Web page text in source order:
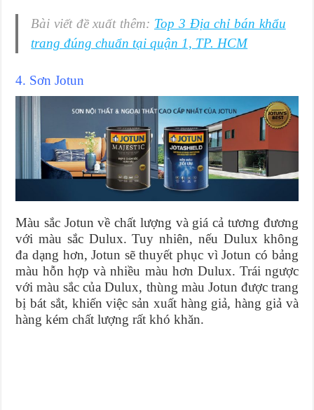
Bài viết đề xuất thêm: Top 3 Địa chỉ bán khẩu
trang đúng chuẩn tại quận 1, TP. HCM
4. Sơn Jotun
Màu sắc Jotun về chất lượng và giá cả tương đương
với màu sắc Dulux. Tuy nhiên, nếu Dulux không
đa dạng hơn, Jotun sẽ thuyết phục vì Jotun có bảng
màu hỗn hợp và nhiều màu hơn Dulux. Trái ngược
với màu sắc của Dulux, thùng màu Jotun được trang
bị bát sắt, khiến việc sản xuất hàng giả, hàng giả và
hàng kém chất lượng rất khó khăn.